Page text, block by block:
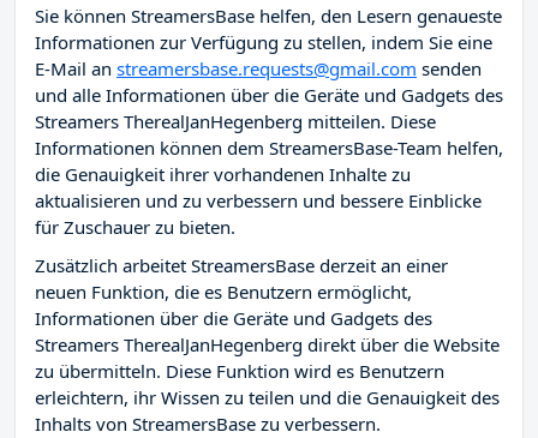
Sie können StreamersBase helfen, den Lesern genaueste
Informationen zur Verfügung zu stellen, indem Sie eine
E-Mail an streamersbase.requests@gmail.com senden
und alle Informationen über die Geräte und Gadgets des
Streamers TherealJanHegenberg mitteilen. Diese
Informationen können dem StreamersBase-Team helfen,
die Genauigkeit ihrer vorhandenen Inhalte zu
aktualisieren und zu verbessern und bessere Einblicke
für Zuschauer zu bieten.
Zusätzlich arbeitet StreamersBase derzeit an einer
neuen Funktion, die es Benutzern ermöglicht,
Informationen über die Geräte und Gadgets des
Streamers TherealJanHegenberg direkt über die Website
zu übermitteln. Diese Funktion wird es Benutzern
erleichtern, ihr Wissen zu teilen und die Genauigkeit des
Inhalts von StreamersBase zu verbessern.